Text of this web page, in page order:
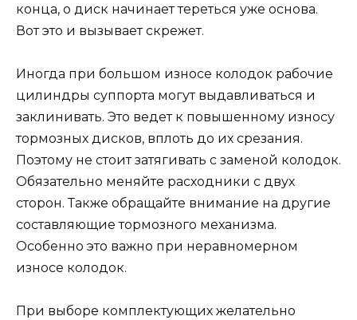
конца, о диск начинает тереться уже основа.
Вот это и вызывает скрежет.
Иногда при большом износе колодок рабочие
цилиндры суппорта могут выдавливаться и
заклинивать. Это ведет к повышенному износу
тормозных дисков, вплоть до их срезания.
Поэтому не стоит затягивать с заменой колодок.
Обязательно меняйте расходники с двух
сторон. Также обращайте внимание на другие
составляющие тормозного механизма.
Особенно это важно при неравномерном
износе колодок.
При выборе комплектующих желательно